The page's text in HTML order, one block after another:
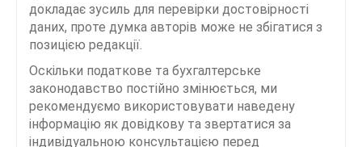
докладає зусиль для перевірки достовірності
даних, проте думка авторів може не збігатися з
позицією редакції.
Оскільки податкове та бухгалтерське
законодавство постійно змінюється, ми
рекомендуємо використовувати наведену
інформацію як довідкову та звертатися за
індивідуальною консультацією перед